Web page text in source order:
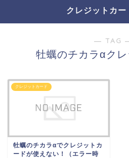
クレジットカー
― TAG
牡蠣のチカラαク
クレジットカード
牡蠣のチカラαでクレジットカ
ードが使えない！（エラー時